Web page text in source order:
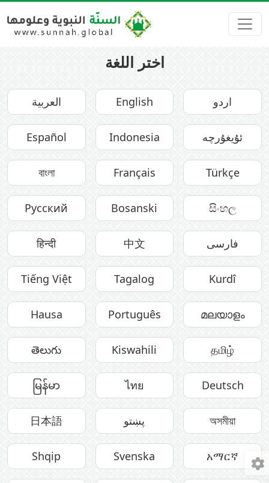
اختر اللغة
العربية English اردو
Español Indonesia ئۇيغۇرچە
বাংলা Français Türkçe
Русский Bosanski සිංහල
हिन्दी 中文 فارسی
Tiếng Việt Tagalog Kurdî
Hausa Português മലയാളം
తెలుగు Kiswahili தமிழ்
မြန်မာ ไทย Deutsch
日本語 پښتو অসমীয়া
Shqip Svenska አማርኛ